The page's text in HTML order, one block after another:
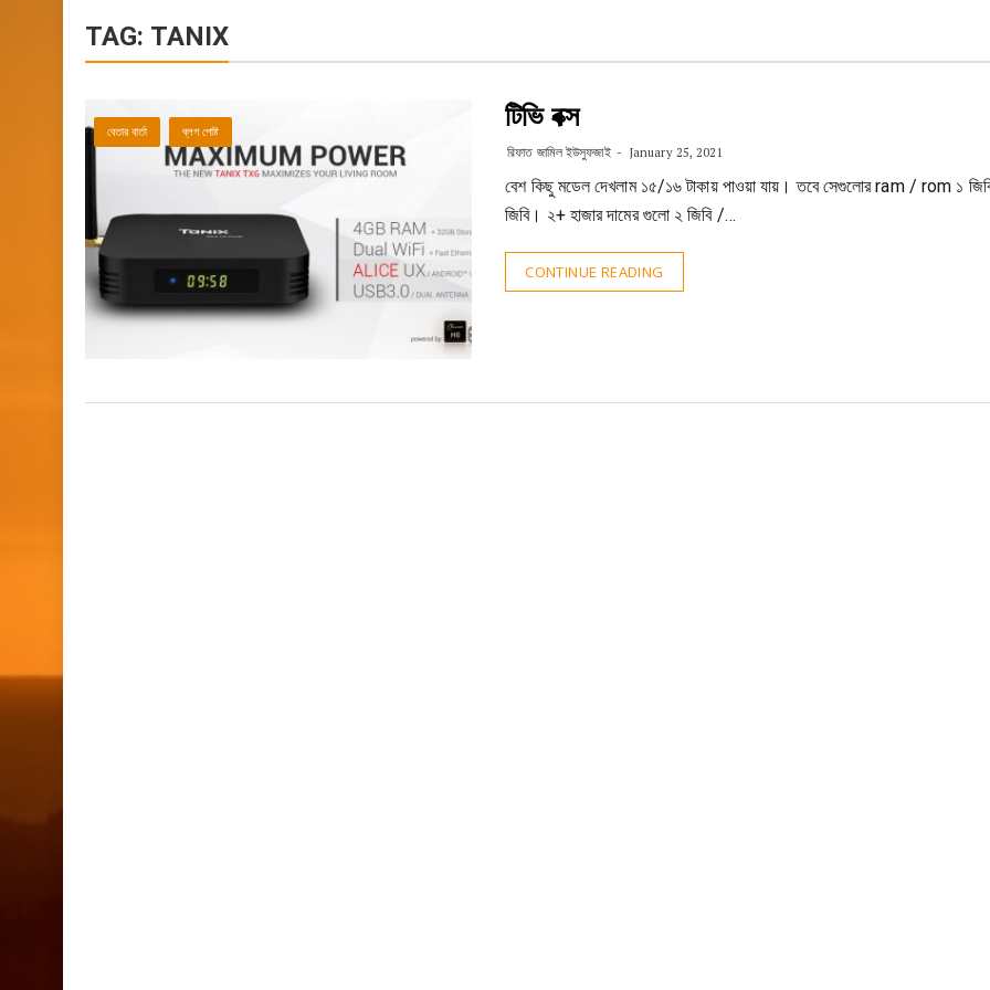
TAG: TANIX
বেতার বার্তা ব্লগ পোষ্ট টিভি বক্স
রিফাত জামিল ইউসুফজাই January 25, 2021
বেশ কিছু মডেল দেখলাম ১৫/১৬ টাকায় পাওয়া যায়। তবে সেগুলোর ram / rom ১
জিবি। ২+ হাজার দামের গুলো ২ জিবি /…
CONTINUE READING